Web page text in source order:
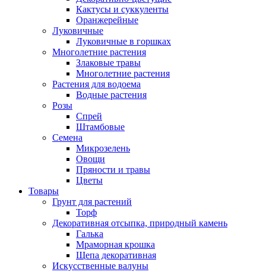
Кактусы и суккуленты
Оранжерейные
Луковичные
Луковичные в горшках
Многолетние растения
Злаковые травы
Многолетние растения
Растения для водоема
Водные растения
Розы
Спрей
Штамбовые
Семена
Микрозелень
Овощи
Пряности и травы
Цветы
Товары
Грунт для растений
Торф
Декоративная отсыпка, природный камень
Галька
Мраморная крошка
Щепа декоративная
Искусственные валуны